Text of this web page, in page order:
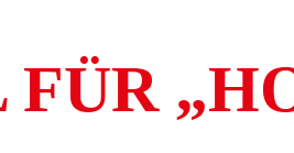
FÜR